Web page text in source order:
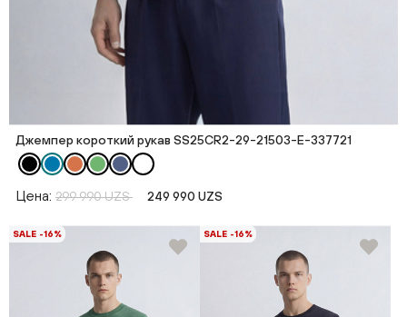
Джемпер короткий рукав SS25CR2-29-21503-E-337721
Цена: 299 990 UZS 249 990 UZS
SALE -16% SALE -16%